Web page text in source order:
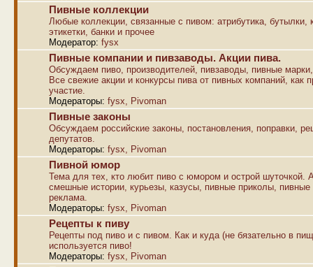
Пивные коллекции
Любые коллекции, связанные с пивом: атрибутика, бутылки,
этикетки, банки и прочее
Модератор: fysx
Пивные компании и пивзаводы. Акции пива.
Обсуждаем пиво, производителей, пивзаводы, пивные
Все свежие акции и конкурсы пива от пивных компаний, как
участие.
Модераторы: fysx Pivoman
Пивные законы
Обсуждаем российские законы, постановления, поправки,
депутатов.
Модераторы: fysx Pivoman
Пивной юмор
Тема для тех, кто любит пиво с юмором и острой шуточкой.
смешные истории, курьезы, казусы, пивные приколы,
реклама.
Модераторы: fysx Pivoman
Рецепты к пиву
Рецепты под пиво и с пивом. Как и куда (не бязательно в
используется пиво!
Модераторы: fysx Pivoman